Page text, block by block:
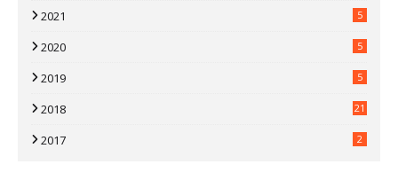
2021 5
2020 5
2019 5
2018 21
2017 2